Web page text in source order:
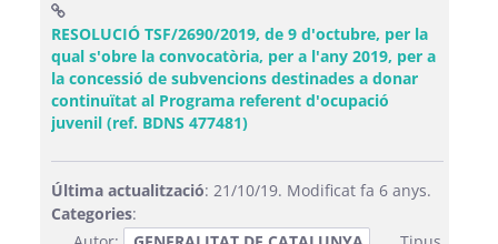
RESOLUCIÓ TSF/2690/2019, de 9 d'octubre, per la
qual s'obre la convocatòria, per a l'any 2019, per a
la concessió de subvencions destinades a donar
continuïtat al Programa referent d'ocupació
juvenil (ref. BDNS 477481)(Obre una finestra nova)
Última actualització: 21/10/19. Modificat fa 6 anys.
Categories: